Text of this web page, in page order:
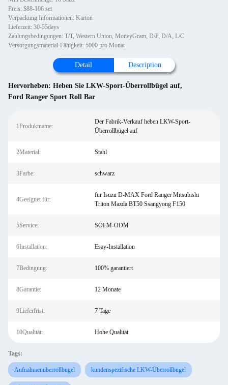
Preis: $88-106 set
Verpackung Informationen: Karton
Lieferzeit: 30-55days
Zahlungsbedingungen: T/T, Western Union, MoneyGram, D/P, D/A, L/C
Versorgungsmaterial-Fähigkeit: 5000 pro Monat
Detail Description
Hervorheben: Heben Sie LKW-Sport-Überrollbügel auf,
Ford Ranger Sport Roll Bar
1Produktname:
Der Fabrik-Verkauf heben LKW-Sport-
Überrollbügel auf
2Material: Stahl
3Farbe: schwarz
4Geeignet für:
für Isuzu D-MAX Ford Ranger Mitsubishi
Triton Mazda BT50 Ssangyong F150
5Service: SOEM-ODM
6Installation: Esay-Installation
7Bedingung: 100% garantiert
8Garantie: 12 Monate
9Lieferfrist: 7 Tage
10Qualität: Hohe Qualität
Tags:
Aufnahmenüberrollbügel kundenspezifische LKW-Überrollbügel